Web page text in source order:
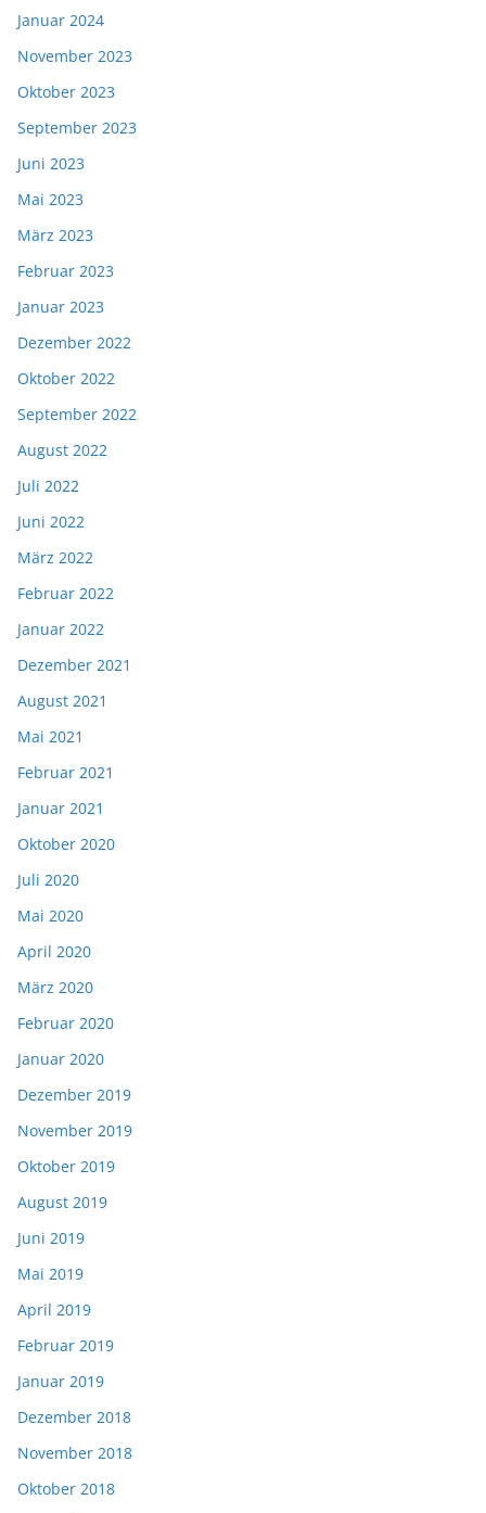
Januar 2024
November 2023
Oktober 2023
September 2023
Juni 2023
Mai 2023
März 2023
Februar 2023
Januar 2023
Dezember 2022
Oktober 2022
September 2022
August 2022
Juli 2022
Juni 2022
März 2022
Februar 2022
Januar 2022
Dezember 2021
August 2021
Mai 2021
Februar 2021
Januar 2021
Oktober 2020
Juli 2020
Mai 2020
April 2020
März 2020
Februar 2020
Januar 2020
Dezember 2019
November 2019
Oktober 2019
August 2019
Juni 2019
Mai 2019
April 2019
Februar 2019
Januar 2019
Dezember 2018
November 2018
Oktober 2018